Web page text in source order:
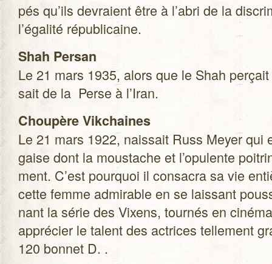
pés qu’ils devraient être à l’abri de la
l’égalité républicaine.
Shah Per­san
Le 21 mars 1935, alors que le Shah
sait de la Perse à l’Iran.
Chou­père Vik­chaines
Le 21 mars 1922, nais­sait Russ Meyer
gaise dont la mous­tache et l’opulente
ment. C’est pour­quoi il consa­cra sa vie
cette femme admi­rable en se lais­sant
nant la série des Vixens, tour­nés en
appré­cier le talent des actrices tel­le­ment
120 bon­net D. .